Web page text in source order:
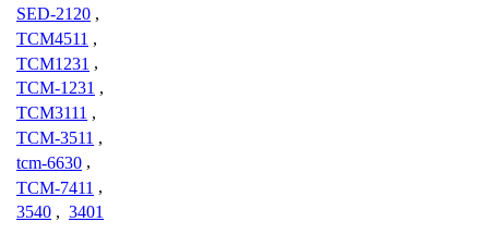
SED-2120 ,
TCM4511 ,
TCM1231 ,
TCM-1231 ,
TCM3111 ,
TCM-3511 ,
tcm-6630 ,
TCM-7411 ,
3540 , 3401